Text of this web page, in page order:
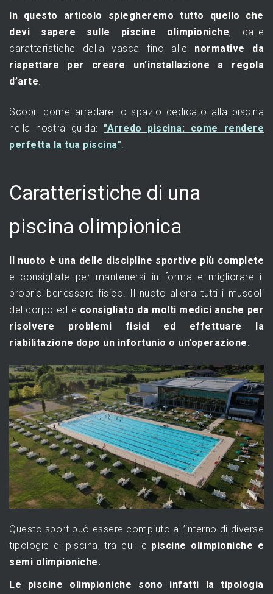
In questo articolo spiegheremo tutto quello che
devi sapere sulle
piscine olimpioniche, dalle
caratteristiche della vasca fino alle normative da
rispettare per creare un’installazione a regola
d’arte.
Scopri come arredare lo spazio dedicato alla piscina
nella nostra guida: "Arredo piscina: come rendere
perfetta la tua piscina".
Caratteristiche di una
piscina olimpionica
Il nuoto è una delle discipline sportive più complete
e consigliate per mantenersi in forma e migliorare il
proprio benessere fisico. Il nuoto allena tutti i muscoli
del corpo ed è consigliato da molti medici anche per
risolvere problemi fisici ed effettuare la
riabilitazione dopo un infortunio o un’operazione.
Questo sport può essere compiuto all’interno di diverse
tipologie di piscina, tra cui le piscine olimpioniche e
semi olimpioniche.
Le piscine olimpioniche sono infatti la tipologia